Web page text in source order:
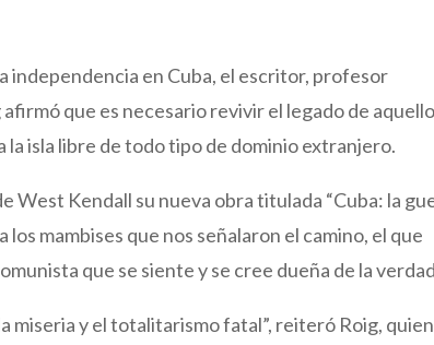
independencia en Cuba, el escritor, profesor
que es necesario revivir el legado de
isla libre de todo tipo de dominio extranjero.
West Kendall su nueva obra titulada “Cuba: la
mambises que nos señalaron el camino, el que
que se siente y se cree dueña de la
miseria y el totalitarismo fatal”, reiteró Roig,